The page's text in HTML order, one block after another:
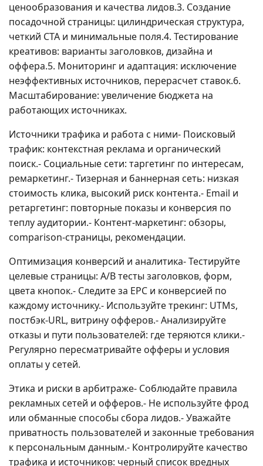
ценообразования и качества лидов.3. Создание
посадочной страницы: цилиндрическая структура,
четкий CTA и минимальные поля.4. Тестирование
креативов: варианты заголовков, дизайна и
оффера.5. Мониторинг и адаптация: исключение
неэффективных источников, перерасчет ставок.6.
Масштабирование: увеличение бюджета на
работающих источниках.
Источники трафика и работа с ними- Поисковый
трафик: контекстная реклама и органический
поиск.- Социальные сети: таргетинг по интересам,
ремаркетинг.- Тизерная и баннерная сеть: низкая
стоимость клика, высокий риск контента.- Email и
ретаргетинг: повторные показы и конверсия по
теплу аудитории.- Контент-маркетинг: обзоры,
comparison-страницы, рекомендации.
Оптимизация конверсий и аналитика- Тестируйте
целевые страницы: A/B тесты заголовков, форм,
цвета кнопок.- Следите за EPC и конверсией по
каждому источнику.- Используйте трекинг: UTMs,
постбэк-URL, витрину офферов.- Анализируйте
отказы и пути пользователей: где теряются клики.-
Регулярно пересматривайте офферы и условия
оплаты у сетей.
Этика и риски в арбитраже- Соблюдайте правила
рекламных сетей и офферов.- Не используйте фрод
или обманные способы сбора лидов.- Уважайте
приватность пользователей и законные требования
к персональным данным.- Контролируйте качество
трафика и источников: черный список вредных